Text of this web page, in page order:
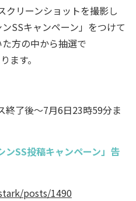
リーンショットを撮影し
SSキャンペーン」をつけて
方の中から抽選で
ます。
終了後～7月6日23時59分ま
ンSS投稿キャンペーン」告
posts/1490